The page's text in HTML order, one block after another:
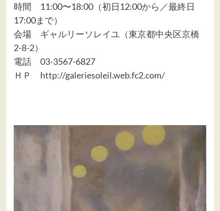
時間 11:00〜18:00（初日12:00から／最終日
17:00まで）
会場 ギャルリーソレイユ（東京都中央区京橋
2-8-2）
電話 03-3567-6827
ＨＰ http://galeriesoleil.web.fc2.com/